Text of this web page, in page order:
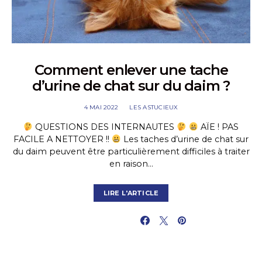
Comment enlever une tache
d’urine de chat sur du daim ?
4 MAI 2022 LES ASTUCIEUX
QUESTIONS DES INTERNAUTES
AÏE ! PAS
FACILE A NETTOYER !!
Les taches d’urine de chat sur
du daim peuvent être particulièrement difficiles à traiter
en raison…
LIRE L'ARTICLE